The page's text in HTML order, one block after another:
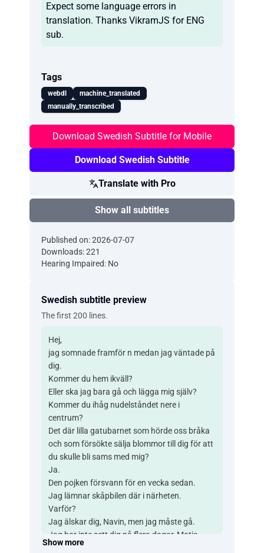
Expect some language errors in
translation. Thanks VikramJS for ENG
sub.
Tags
webdl
machine_translated
manually_transcribed
Download Swedish Subtitle for Mobile
Download Swedish Subtitle
Translate with Pro
Show all subtitles
Published on: 2026-07-07
Downloads: 221
Hearing Impaired: No
Swedish subtitle preview
The first 200 lines.
Hej,
jag somnade framför n medan jag väntade på
dig.
Kommer du hem ikväll?
Eller ska jag bara gå och lägga mig själv?
Kommer du ihåg nudelståndet nere i
centrum?
Det där lilla gatubarnet som hörde oss bråka
och som försökte sälja blommor till dig för att
du skulle bli sams med mig?
Ja.
Den pojken försvann för en vecka sedan.
Jag lämnar skåpbilen där i närheten.
Varför?
Jag älskar dig, Navin, men jag måste gå.
Jag har inte sett dig på flera dagar, Matia.
Kom bara hem--
Show more